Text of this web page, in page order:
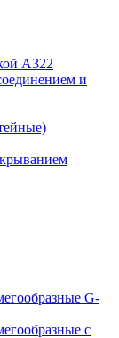
А322
и
G-
с